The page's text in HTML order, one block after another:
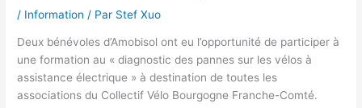
/ Information / Par Stef Xuo
Deux bénévoles d’Amobisol ont eu l’opportunité de participer à
une formation au « diagnostic des pannes sur les vélos à
assistance électrique » à destination de toutes les
associations du Collectif Vélo Bourgogne Franche-Comté.